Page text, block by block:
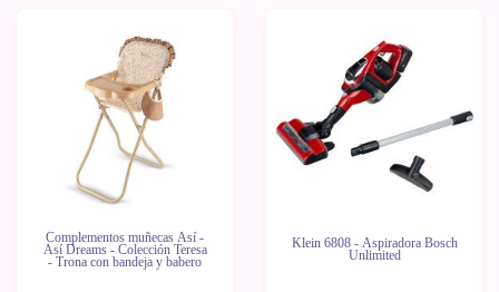
Complementos muñecas Así -
Así Dreams - Colección Teresa
- Trona con bandeja y babero
Klein 6808 - Aspiradora Bosch
Unlimited